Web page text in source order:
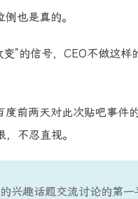
也是真的。
”的信号，CEO不做这样
前两天对此次贴吧事件
不忍直视。
兴趣话题交流讨论的第一